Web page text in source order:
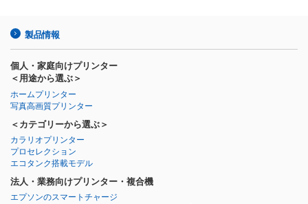
製品情報
個人・家庭向けプリンター
＜用途から選ぶ＞
ホームプリンター
写真高画質プリンター
＜カテゴリーから選ぶ＞
カラリオプリンター
プロセレクション
エコタンク搭載モデル
法人・業務向けプリンター・複合機
エプソンのスマートチャージ